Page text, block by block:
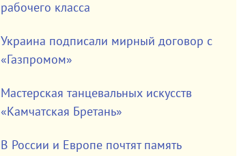
рабочего класса
Украина подписали мирный договор с
«Газпромом»
Мастерская танцевальных искусств
«Камчатская Бретань»
В России и Европе почтят память